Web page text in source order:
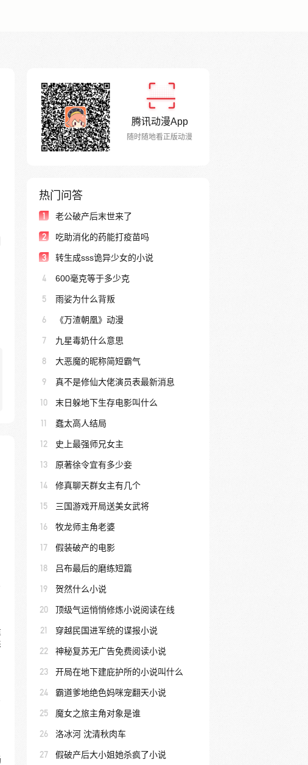
腾讯动漫App
随时随地看正版动漫
热门问答
1 老公破产后末世来了
2 吃助消化的药能打疫苗吗
3 转生成sss诡异少女的小说
4 600毫克等于多少克
5 雨娑为什么背叛
6 《万渣朝凰》动漫
7 九星毒奶什么意思
8 大恶魔的昵称简短霸气
9 真不是修仙大佬演员表最新消息
10 末日躲地下生存电影叫什么
11 蠢太高人结局
12 史上最强师兄女主
13 原著徐令宜有多少妾
14 修真聊天群女主有几个
15 三国游戏开局送美女武将
16 牧龙师主角老婆
17 假装破产的电影
18 吕布最后的磨练短篇
19 贺然什么小说
20 顶级气运悄悄修炼小说阅读在线
21 穿越民国进军统的谍报小说
22 神秘复苏无广告免费阅读小说
23 开局在地下建庇护所的小说叫什么
24 霸道爹地绝色妈咪宠翻天小说
25 魔女之旅主角对象是谁
26 洛冰河 沈清秋肉车
27 假破产后大小姐她杀疯了小说